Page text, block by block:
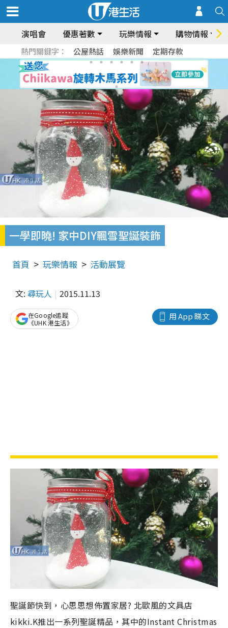
演唱會 優惠著數 玩樂情報 購物情報
熱門關鍵字： 公屋熱話 娛樂新聞 定期存款
一學即曉! 家中DIY飄雪聖誕裝飾
首頁 玩樂情報 活動展覽
文: 尋玩人 2015.11.13
用 App 睇文
在Google追蹤
《UHK 港生活》
聖誕節快到，心思思想佈置家居? 北歐風的文具店
kikki.K推出一系列聖誕精品，其中的Instant Christmas